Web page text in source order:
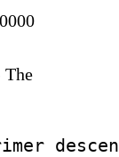
The